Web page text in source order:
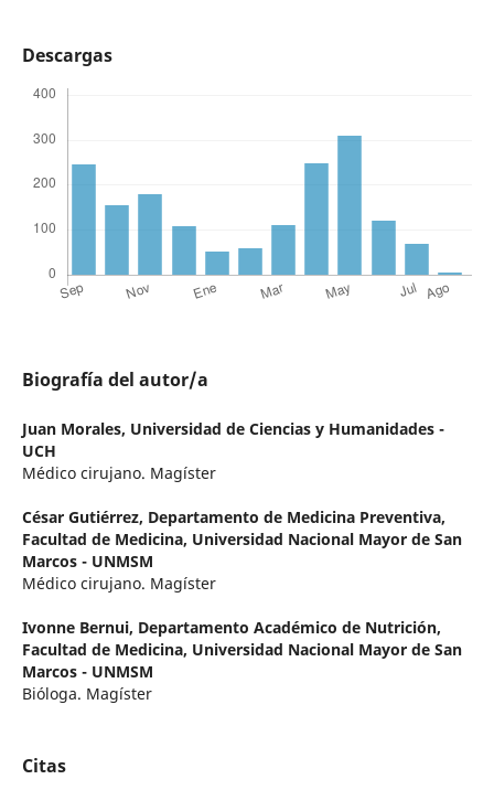
Descargas
Biografía del autor/a
Juan Morales, Universidad de Ciencias y Humanidades -
UCH
Médico cirujano. Magíster
César Gutiérrez, Departamento de Medicina Preventiva,
Facultad de Medicina, Universidad Nacional Mayor de San
Marcos - UNMSM
Médico cirujano. Magíster
Ivonne Bernui, Departamento Académico de Nutrición,
Facultad de Medicina, Universidad Nacional Mayor de San
Marcos - UNMSM
Bióloga. Magíster
Citas